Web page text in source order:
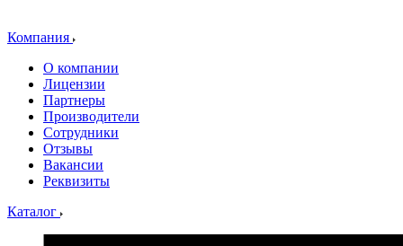
Компания
О компании
Лицензии
Партнеры
Производители
Сотрудники
Отзывы
Вакансии
Реквизиты
Каталог